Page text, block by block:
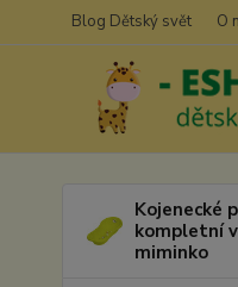
Blog Dětský svět O
Kojenecké
kompletní
miminko